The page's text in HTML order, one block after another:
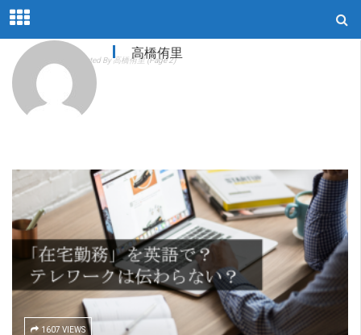
Home Articles Posted By 高橋侑里(Page 2)
高橋侑里
1607 VIEWS